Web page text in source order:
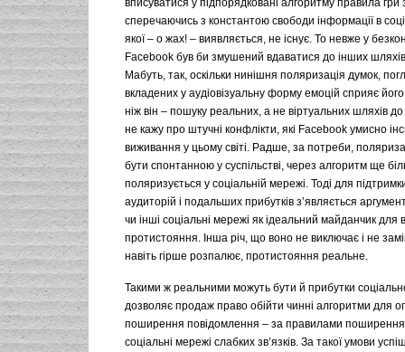
вписуватися у підпорядковані алгоритму правила гри
сперечаючись з константою свободи інформації в
якої – о жах! – виявляється, не існує. То невже у
Facebook був би змушений вдаватися до інших
Мабуть, так, оскільки нинішня поляризація думок,
вкладених у аудіовізуальну форму емоцій сприяє його
ніж він – пошуку реальних, а не віртуальних шляхів
не кажу про штучні конфлікти, які Facebook умисно
виживання у цьому світі. Радше, за потреби,
бути спонтанною у суспільстві, через алгоритм ще
поляризується у соціальній мережі. Тоді для
аудиторій і подальших прибутків з’являється
чи інші соціальні мережі як ідеальний майданчик для
протистояння. Інша річ, що воно не виключає і не
навіть гірше розпалює, протистояння реальне.
Такими ж реальними можуть бути й прибутки
дозволяє продаж право обійти чинні алгоритми для
поширення повідомлення – за правилами поширення
соціальні мережі слабких зв’язків. За такої умови